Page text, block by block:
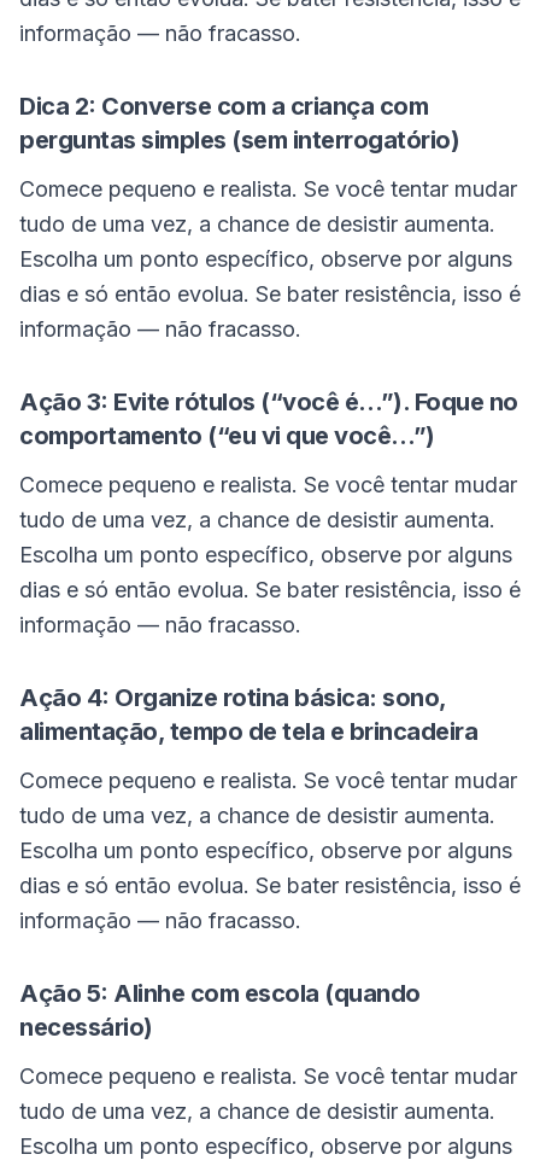
informação — não fracasso.
Dica 2: Converse com a criança com
perguntas simples (sem interrogatório)
Comece pequeno e realista. Se você tentar mudar
tudo de uma vez, a chance de desistir aumenta.
Escolha um ponto específico, observe por alguns
dias e só então evolua. Se bater resistência, isso é
informação — não fracasso.
Ação 3: Evite rótulos (“você é…”). Foque no
comportamento (“eu vi que você…”)
Comece pequeno e realista. Se você tentar mudar
tudo de uma vez, a chance de desistir aumenta.
Escolha um ponto específico, observe por alguns
dias e só então evolua. Se bater resistência, isso é
informação — não fracasso.
Ação 4: Organize rotina básica: sono,
alimentação, tempo de tela e brincadeira
Comece pequeno e realista. Se você tentar mudar
tudo de uma vez, a chance de desistir aumenta.
Escolha um ponto específico, observe por alguns
dias e só então evolua. Se bater resistência, isso é
informação — não fracasso.
Ação 5: Alinhe com escola (quando
necessário)
Comece pequeno e realista. Se você tentar mudar
tudo de uma vez, a chance de desistir aumenta.
Escolha um ponto específico, observe por alguns